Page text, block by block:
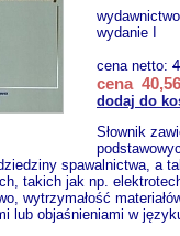
wydanie I
cena netto:
cena
dodaj do
Słownik
spawalnictwa, a
takich jak np.
wytrzymałość
lub objaśnieniami w